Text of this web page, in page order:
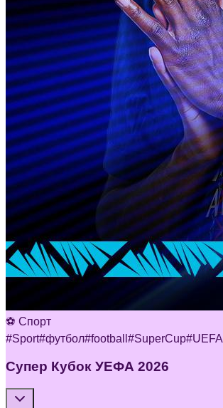
⚽ Спорт
#Sport#футбол#football #SuperCup#UEFA
Супер Кубок УЕФА 2026